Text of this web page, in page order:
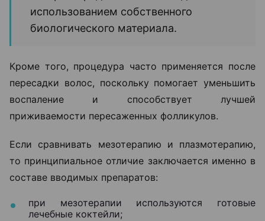
использованием собственного
биологического материала.
Кроме того, процедура часто применяется после
пересадки волос, поскольку помогает уменьшить
воспаление и способствует лучшей
приживаемости пересаженных фолликулов.
Если сравнивать мезотерапию и плазмотерапию,
то принципиальное отличие заключается именно в
составе вводимых препаратов:
при мезотерапии используются готовые
лечебные коктейли;